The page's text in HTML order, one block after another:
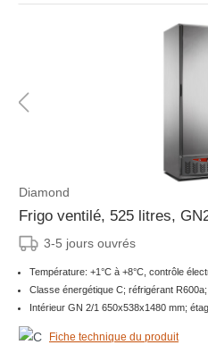
Diamond
Frigo ventilé, 525 litres,
3-5 jours ouvrés
Température: +1°C à +8°C, contrôle
Classe énergétique C; réfrigérant
Intérieur GN 2/1 650x538x1480 mm;
Fiche technique du produit